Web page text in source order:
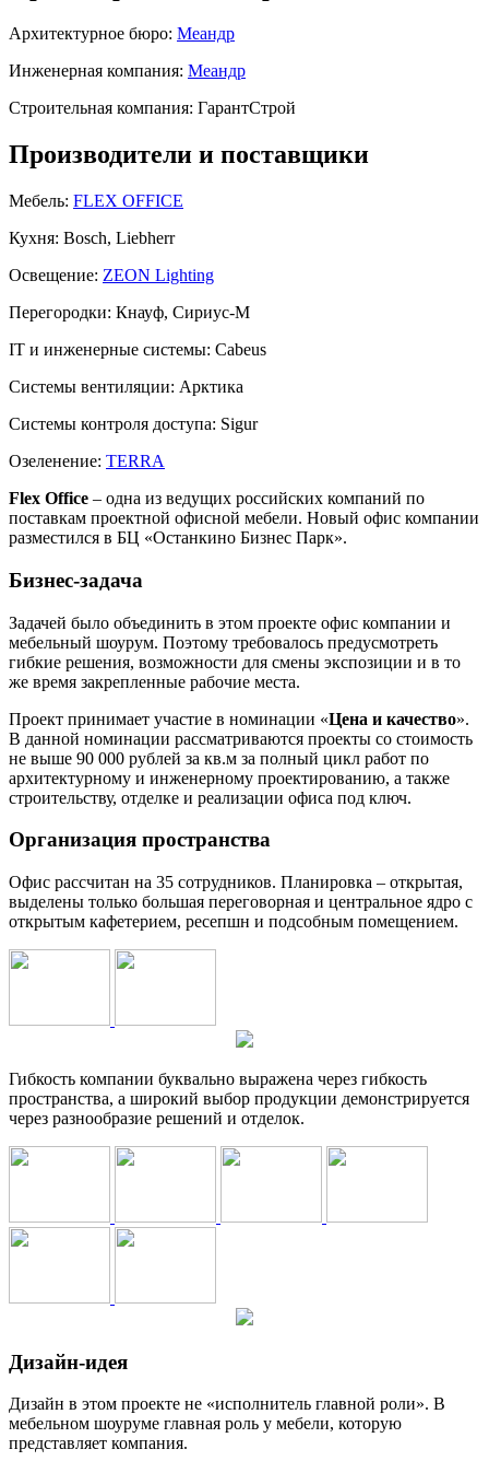
Архитектурное бюро: Меандр
Инженерная компания: Меандр
Строительная компания: ГарантСтрой
Производители и поставщики
Мебель: FLEX OFFICE
Кухня: Bosch, Liebherr
Освещение: ZEON Lighting
Перегородки: Кнауф, Сириус-М
IT и инженерные системы: Cabeus
Системы вентиляции: Арктика
Системы контроля доступа: Sigur
Озеленение: TERRA
Flex Office – одна из ведущих российских компаний по
поставкам проектной офисной мебели. Новый офис компании
разместился в БЦ «Останкино Бизнес Парк».
Бизнес-задача
Задачей было объединить в этом проекте офис компании и
мебельный шоурум. Поэтому требовалось предусмотреть
гибкие решения, возможности для смены экспозиции и в то
же время закрепленные рабочие места.
Проект принимает участие в номинации «Цена и качество».
В данной номинации рассматриваются проекты со стоимость
не выше 90 000 рублей за кв.м за полный цикл работ по
архитектурному и инженерному проектированию, а также
строительству, отделке и реализации офиса под ключ.
Организация пространства
Офис рассчитан на 35 сотрудников. Планировка – открытая,
выделены только большая переговорная и центральное ядро с
открытым кафетерием, ресепшн и подсобным помещением.
Гибкость компании буквально выражена через гибкость
пространства, а широкий выбор продукции демонстрируется
через разнообразие решений и отделок.
Дизайн-идея
Дизайн в этом проекте не «исполнитель главной роли». В
мебельном шоуруме главная роль у мебели, которую
представляет компания.